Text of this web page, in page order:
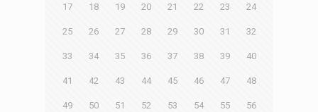
17 18 19 20 21 22 23 24
25 26 27 28 29 30 31 32
33 34 35 36 37 38 39 40
41 42 43 44 45 46 47 48
49 50 51 52 53 54 55 56